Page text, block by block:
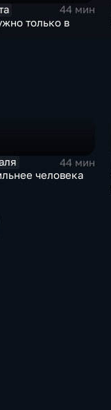
44 мин
только в
44 мин
человека